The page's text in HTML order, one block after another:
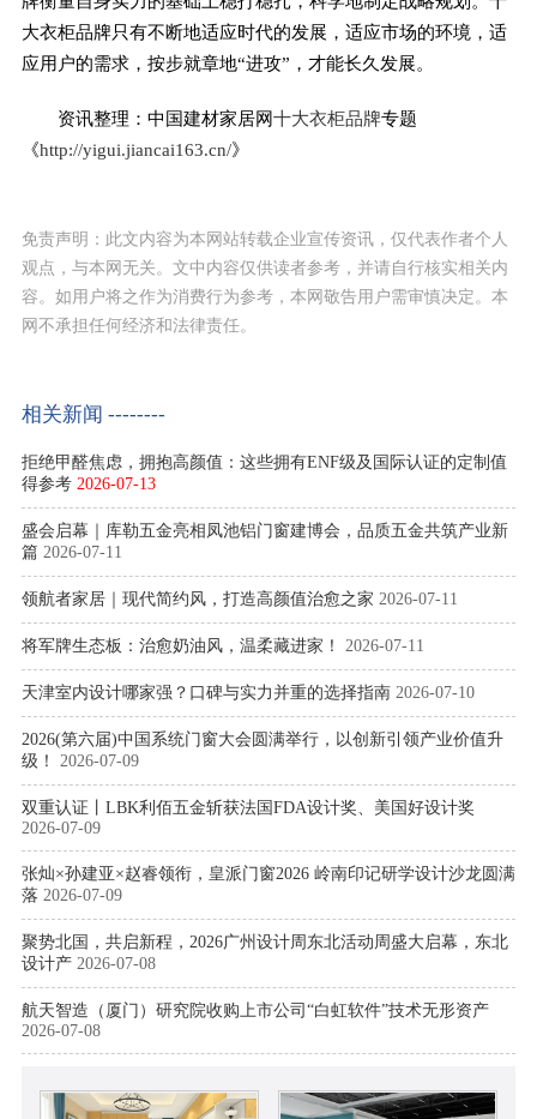
大衣柜品牌只有不断地适应时代的发展，适应市场的环境，适
应用户的需求，按步就章地“进攻”，才能长久发展。
资讯整理：中国建材家居网十大衣柜品牌专题
《http://yigui.jiancai163.cn/》
免责声明：此文内容为本网站转载企业宣传资讯，仅代表作者个人
观点，与本网无关。文中内容仅供读者参考，并请自行核实相关内
容。如用户将之作为消费行为参考，本网敬告用户需审慎决定。本
网不承担任何经济和法律责任。
相关新闻 --------
拒绝甲醛焦虑，拥抱高颜值：这些拥有ENF级及国际认证的定制值
得参考 2026-07-13
盛会启幕｜库勒五金亮相凤池铝门窗建博会，品质五金共筑产业新
篇 2026-07-11
领航者家居｜现代简约风，打造高颜值治愈之家 2026-07-11
将军牌生态板：治愈奶油风，温柔藏进家！ 2026-07-11
天津室内设计哪家强？口碑与实力并重的选择指南 2026-07-10
2026(第六届)中国系统门窗大会圆满举行，以创新引领产业价值升
级！
2026-07-09
双重认证丨LBK利佰五金斩获法国FDA设计奖、美国好设计奖
2026-07-09
张灿×孙建亚×赵睿领衔，皇派门窗2026 岭南印记研学设计沙龙圆满
落 2026-07-09
聚势北国，共启新程，2026广州设计周东北活动周盛大启幕，东北
设计产 2026-07-08
航天智造（厦门）研究院收购上市公司“白虹软件”技术无形资产
2026-07-08